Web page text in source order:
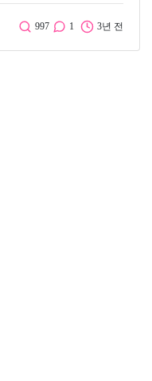
997 1 3년 전